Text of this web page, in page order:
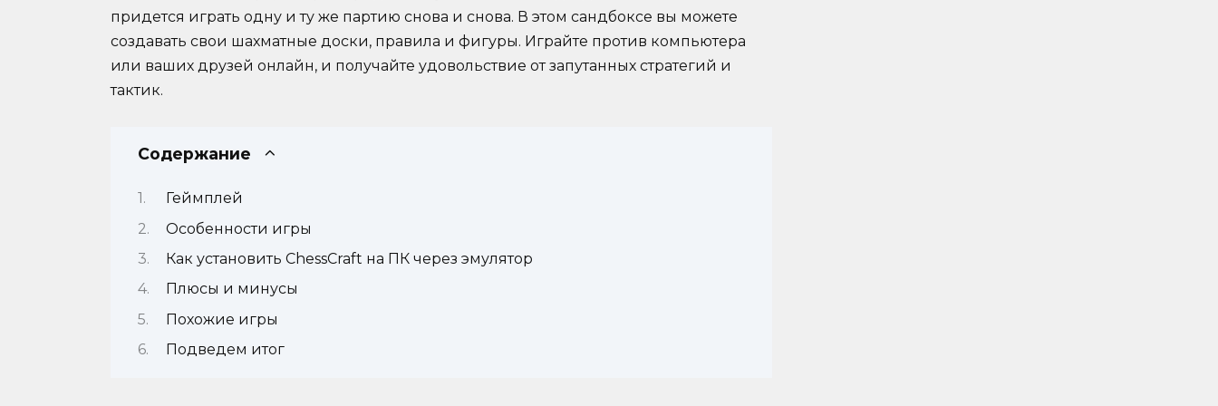
придется играть одну и ту же партию снова и снова. В этом сандбоксе вы можете
создавать свои шахматные доски, правила и фигуры. Играйте против компьютера
или ваших друзей онлайн, и получайте удовольствие от запутанных стратегий и
тактик.
Содержание
Геймплей
Особенности игры
Как установить ChessCraft на ПК через эмулятор
Плюсы и минусы
Похожие игры
Подведем итог